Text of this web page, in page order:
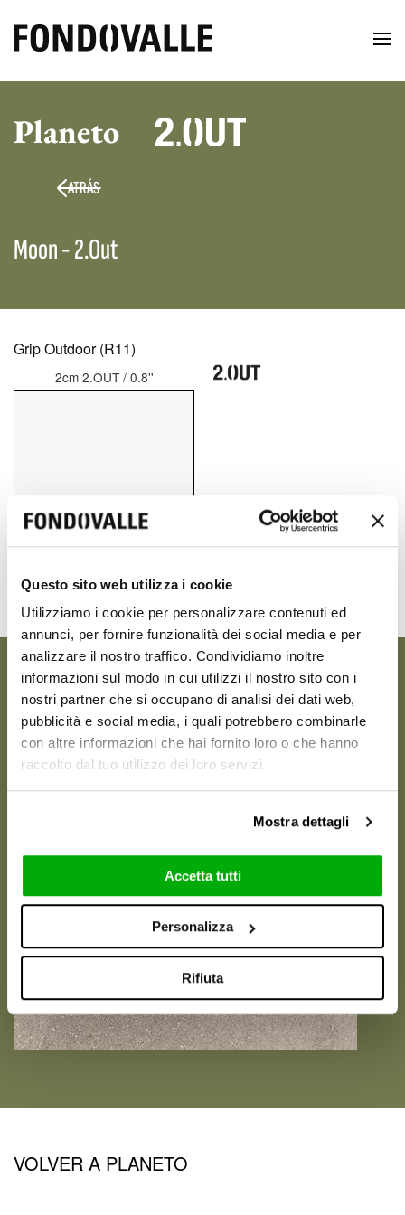
Questo sito web utilizza i cookie
Utilizziamo i cookie per personalizzare contenuti ed
annunci, per fornire funzionalità dei social media e per
analizzare il nostro traffico. Condividiamo inoltre
informazioni sul modo in cui utilizzi il nostro sito con i
nostri partner che si occupano di analisi dei dati web,
pubblicità e social media, i quali potrebbero combinarle
con altre informazioni che hai fornito loro o che hanno
raccolto dal tuo utilizzo dei loro servizi.
Mostra dettagli
Accetta tutti
Personalizza
Rifiuta
ATRÁS
Planeto
Moon - 2.Out
Grip Outdoor (R11)
2cm 2.OUT / 0.8''
80x80 cm
MOON
VOLVER A PLANETO